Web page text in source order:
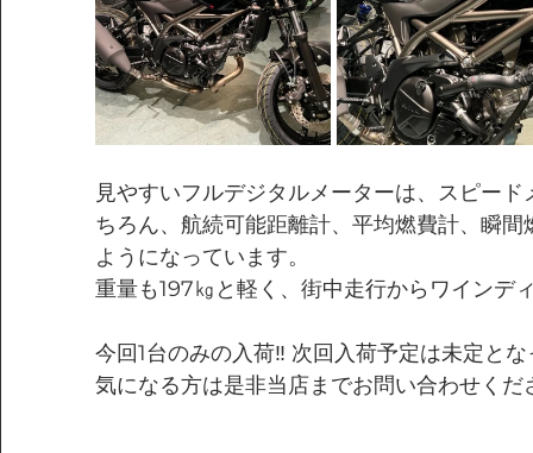
見やすいフルデジタルメーターは、スピー
ちろん、 航続可能距離計、平均燃費計、瞬
ようになっています。
重量も197㎏と軽く、街中走行からワインデ
今回1台のみの入荷‼ 次回入荷予定は未定と
気になる方は是非当店までお問い合わせく